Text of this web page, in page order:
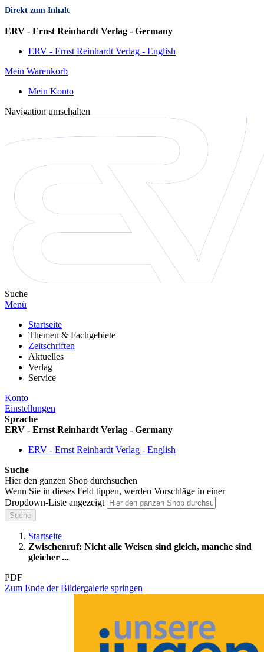
Direkt zum Inhalt
ERV - Ernst Reinhardt Verlag - Germany
ERV - Ernst Reinhardt Verlag - English
Mein Warenkorb
Mein Konto
Navigation umschalten
Suche
Menü
Startseite
Themen & Fachgebiete
Zeitschriften
Aktuelles
Verlag
Service
Konto
Einstellungen
Sprache
ERV - Ernst Reinhardt Verlag - Germany
ERV - Ernst Reinhardt Verlag - English
Suche
Hier den ganzen Shop durchsuchen
Wenn Sie in dieses Feld tippen, werden Vorschläge in einer
Dropdown-Liste angezeigt
Suche
Startseite
Zwischenruf: Nicht alle Weisen sind gleich, manche sind
gleicher ...
PDF
Zum Ende der Bildergalerie springen